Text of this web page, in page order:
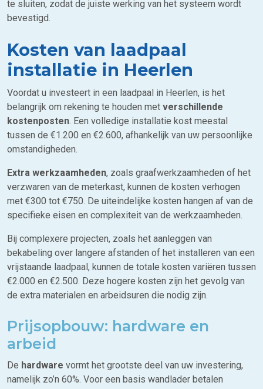
te sluiten, zodat de juiste werking van het systeem wordt
bevestigd.
Kosten van laadpaal
installatie in Heerlen
Voordat u investeert in een laadpaal in Heerlen, is het
belangrijk om rekening te houden met verschillende
kostenposten. Een volledige installatie kost meestal
tussen de €1.200 en €2.600, afhankelijk van uw persoonlijke
omstandigheden.
Extra werkzaamheden, zoals graafwerkzaamheden of het
verzwaren van de meterkast, kunnen de kosten verhogen
met €300 tot €750. De uiteindelijke kosten hangen af van de
specifieke eisen en complexiteit van de werkzaamheden.
Bij complexere projecten, zoals het aanleggen van
bekabeling over langere afstanden of het installeren van een
vrijstaande laadpaal, kunnen de totale kosten variëren tussen
€2.000 en €2.500. Deze hogere kosten zijn het gevolg van
de extra materialen en arbeidsuren die nodig zijn.
Prijsopbouw: hardware en
arbeid
De hardware vormt het grootste deel van uw investering,
namelijk zo’n 60%. Voor een basis wandlader betalen